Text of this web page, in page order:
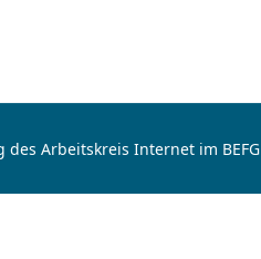
Arbeitskreis Internet im BEFG